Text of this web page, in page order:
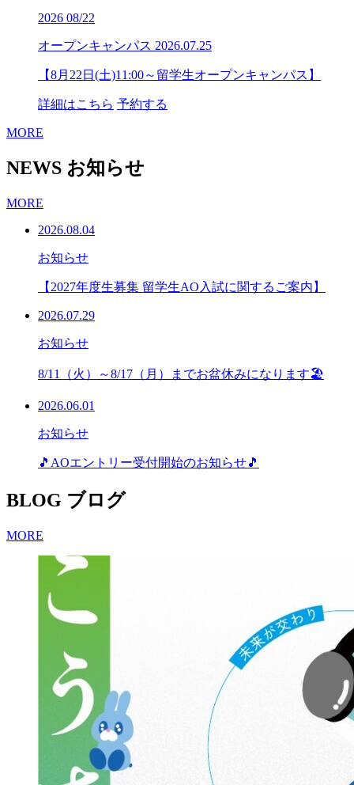
2026 08/22
オープンキャンパス 2026.07.25
【8月22日(土)11:00～留学生オープンキャンパス】
詳細はこちら 予約する
MORE
NEWS お知らせ
MORE
2026.08.04
お知らせ
【2027年度生募集 留学生AO入試に関するご案内】
2026.07.29
お知らせ
8/11（火）～8/17（月）までお盆休みになります🏖
2026.06.01
お知らせ
🎵AOエントリー受付開始のお知らせ🎵
BLOG ブログ
MORE